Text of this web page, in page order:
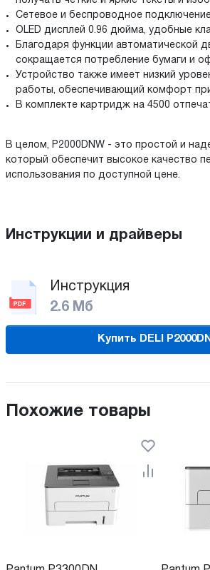
Сетевое и беспроводное
OLED дисплей 0.96 дюйма, удобные
Благодаря функции автоматической
сокращается потребление бумаги и
Устройство также имеет низкий
работы, обеспечивающий комфорт
В комплекте картридж на 4500
В целом, P2000DNW - это простой и
который обеспечит высокое качество
использования по доступной цене.
Инструкции и драйверы
Инструкция
2.6 Мб
Купить DELI
Похожие товары